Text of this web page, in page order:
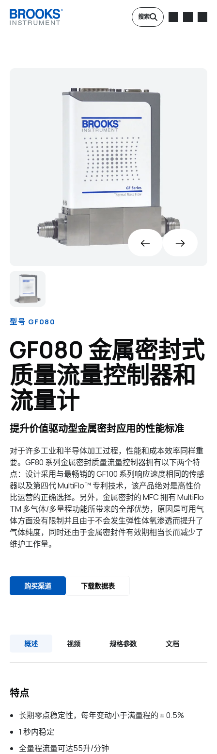
搜索
型号 GF080
GF080 金属密封式
质量流量控制器和
流量计
提升价值驱动型金属密封应用的性能标准
对于许多工业和半导体加工过程，性能和成本效率同样重
要。GF80 系列金属密封质量流量控制器拥有以下两个特
点：设计采用与最畅销的 GF100 系列响应速度相同的传感
器以及第四代 MultiFlo™ 专利技术，该产品绝对是高性价
比运营的正确选择。另外，金属密封的 MFC 拥有 MultiFlo
TM 多气体/多量程功能所带来的全部优势，原因是可用气
体方面没有限制并且由于不会发生弹性体氧渗透而提升了
气体纯度，同时还由于金属密封件有效期相当长而减少了
维护工作量。
购买渠道 下载数据表
概述 视频 规格参数 文档
特点
长期零点稳定性，每年变动小于满量程的 ± 0.5%
1 秒内稳定
全量程流量可达55升/分钟